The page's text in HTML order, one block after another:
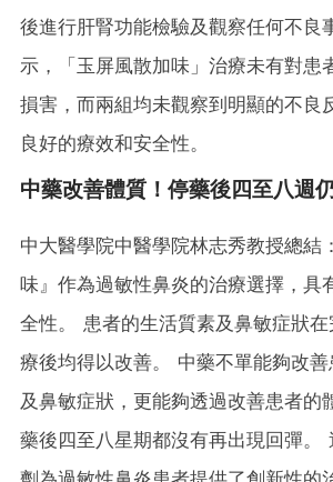
後進行肝腎功能檢驗及觀察任何不良
示，「玉屏風散加味」治療未有對患
損害，而兩組均未觀察到明顯的不良
良好的療效和安全性。
中藥改善體質！停藥後四至八週
中大醫學院中醫學院林志秀教授總結
味』作為過敏性鼻炎的治療選擇，具
全性。 患者的生活質素及鼻敏症狀
療後均得以改善。 中藥不單能夠改
及鼻敏症狀，更能夠透過改善患者的
藥後四至八星期都沒有再出現回彈。